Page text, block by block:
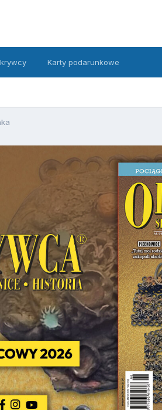
Karty podarunkowe